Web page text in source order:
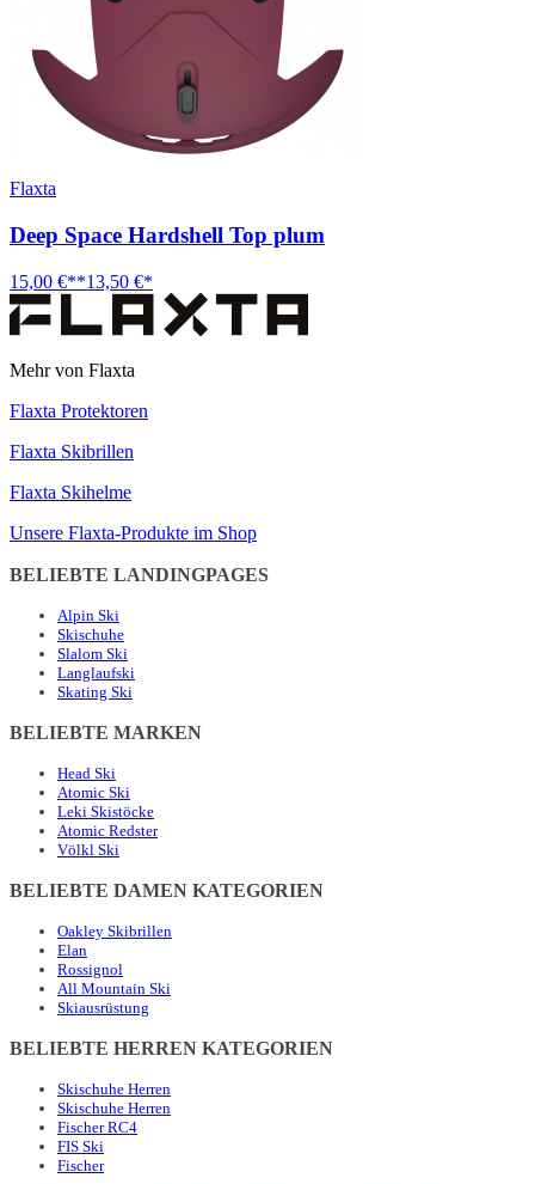
Flaxta
Deep Space Hardshell Top plum
15,00 €**13,50 €*
Mehr von Flaxta
Flaxta Protektoren
Flaxta Skibrillen
Flaxta Skihelme
Unsere Flaxta-Produkte im Shop
BELIEBTE LANDINGPAGES
Alpin Ski
Skischuhe
Slalom Ski
Langlaufski
Skating Ski
BELIEBTE MARKEN
Head Ski
Atomic Ski
Leki Skistöcke
Atomic Redster
Völkl Ski
BELIEBTE DAMEN KATEGORIEN
Oakley Skibrillen
Elan
Rossignol
All Mountain Ski
Skiausrüstung
BELIEBTE HERREN KATEGORIEN
Skischuhe Herren
Skischuhe Herren
Fischer RC4
FIS Ski
Fischer